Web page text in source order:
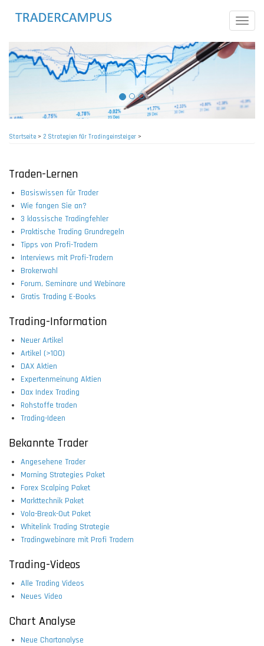
Toggle
Startseite> 2 Strategien für Tradingeinsteiger >
Traden-Lernen
Basiswissen für Trader
Wie fangen Sie an?
3 klassische Tradingfehler
Praktische Trading Grundregeln
Tipps von Profi-Tradern
Interviews mit Profi-Tradern
Brokerwahl
Forum, Seminare und Webinare
Gratis Trading E-Books
Trading-Information
Neuer Artikel
Artikel (>100)
DAX Aktien
Expertenmeinung Aktien
Dax Index Trading
Rohstoffe traden
Trading-Ideen
Bekannte Trader
Angesehene Trader
Morning Strategies Paket
Forex Scalping Paket
Markttechnik Paket
Vola-Break-Out Paket
Whitelink Trading Strategie
Tradingwebinare mit Profi Tradern
Trading-Videos
Alle Trading Videos
Neues Video
Chart Analyse
Neue Chartanalyse